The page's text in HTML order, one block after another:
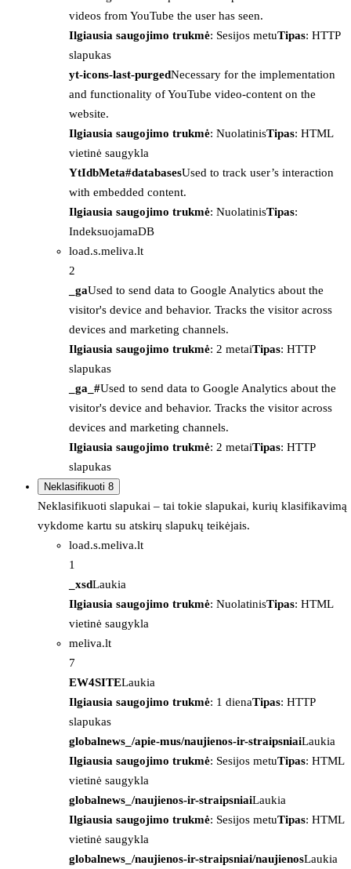
videos from YouTube the user has seen.
Ilgiausia saugojimo trukmė: Sesijos metuTipas: HTTP
slapukas
yt-icons-last-purgedNecessary for the implementation
and functionality of YouTube video-content on the
website.
Ilgiausia saugojimo trukmė: NuolatinisTipas: HTML
vietinė saugykla
YtIdbMeta#databasesUsed to track user’s interaction
with embedded content.
Ilgiausia saugojimo trukmė: NuolatinisTipas:
IndeksuojamaDB
load.s.meliva.lt
2
_gaUsed to send data to Google Analytics about the
visitor's device and behavior. Tracks the visitor across
devices and marketing channels.
Ilgiausia saugojimo trukmė: 2 metaiTipas: HTTP
slapukas
_ga_#Used to send data to Google Analytics about the
visitor's device and behavior. Tracks the visitor across
devices and marketing channels.
Ilgiausia saugojimo trukmė: 2 metaiTipas: HTTP
slapukas
Neklasifikuoti 8
Neklasifikuoti slapukai – tai tokie slapukai, kurių klasifikavimą
vykdome kartu su atskirų slapukų teikėjais.
load.s.meliva.lt
1
_xsdLaukia
Ilgiausia saugojimo trukmė: NuolatinisTipas: HTML
vietinė saugykla
meliva.lt
7
EW4SITELaukia
Ilgiausia saugojimo trukmė: 1 dienaTipas: HTTP
slapukas
globalnews_/apie-mus/naujienos-ir-straipsniaiLaukia
Ilgiausia saugojimo trukmė: Sesijos metuTipas: HTML
vietinė saugykla
globalnews_/naujienos-ir-straipsniaiLaukia
Ilgiausia saugojimo trukmė: Sesijos metuTipas: HTML
vietinė saugykla
globalnews_/naujienos-ir-straipsniai/naujienosLaukia